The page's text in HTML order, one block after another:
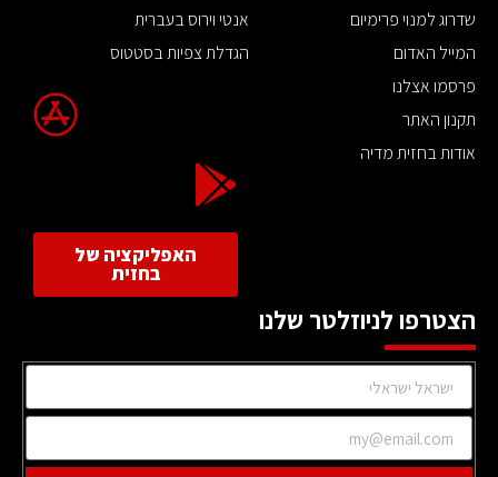
שדרוג למנוי פרימיום
המייל האדום
פרסמו אצלנו
תקנון האתר
אודות בחזית מדיה
אנטי וירוס בעברית
הגדלת צפיות בסטטוס
האפליקציה של
בחזית
הצטרפו לניוזלטר שלנו